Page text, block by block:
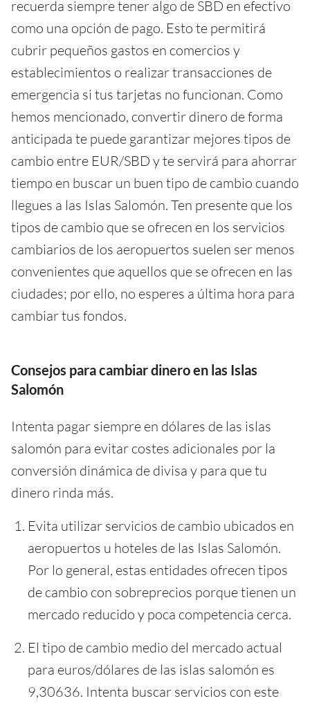
recuerda siempre tener algo de SBD en efectivo
como una opción de pago. Esto te permitirá
cubrir pequeños gastos en comercios y
establecimientos o realizar transacciones de
emergencia si tus tarjetas no funcionan. Como
hemos mencionado, convertir dinero de forma
anticipada te puede garantizar mejores tipos de
cambio entre EUR/SBD y te servirá para ahorrar
tiempo en buscar un buen tipo de cambio cuando
llegues a las Islas Salomón. Ten presente que los
tipos de cambio que se ofrecen en los servicios
cambiarios de los aeropuertos suelen ser menos
convenientes que aquellos que se ofrecen en las
ciudades; por ello, no esperes a última hora para
cambiar tus fondos.
Consejos para cambiar dinero en las Islas
Salomón
Intenta pagar siempre en dólares de las islas
salomón para evitar costes adicionales por la
conversión dinámica de divisa y para que tu
dinero rinda más.
Evita utilizar servicios de cambio ubicados en
aeropuertos u hoteles de las Islas Salomón.
Por lo general, estas entidades ofrecen tipos
de cambio con sobreprecios porque tienen un
mercado reducido y poca competencia cerca.
El tipo de cambio medio del mercado actual
para euros/dólares de las islas salomón es
9,30636. Intenta buscar servicios con este